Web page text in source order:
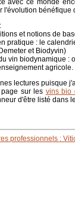
avec ce monde
l'évolution bénéfique
et notions de
pratique : le
et Biodyvin)
vin biodynamique :
agricole.
lectures puisque
sur les vins bio
d'être listé dans
professionnels :